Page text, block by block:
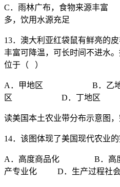
C．雨林广布，食物
多，饮用水源充足
13．澳大利亚红袋鼠有鲜亮的
丰富可降温，可长时间不进水
位于（ ）
A．甲地区 B．
区 D．丁地区
读美国本土农业带分布示意图
14．该图体现了美国现代农业
A．高度商品化 B．
产专业化 D．生产过程社